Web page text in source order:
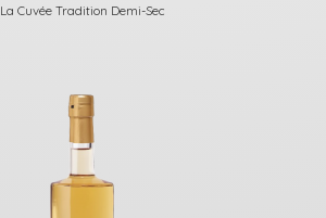
La Cuvée Tradition Demi-Sec